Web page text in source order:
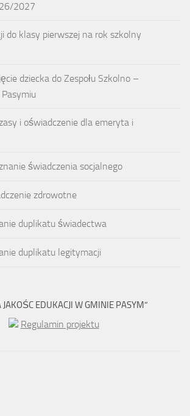
2027
do klasy pierwszej na rok szkolny
dziecka do Zespołu Szkolno –
i oświadczenie dla emeryta i
świadczenia socjalnego
zdrowotne
duplikatu świadectwa
duplikatu legitymacji
JAKOŚC EDUKACJI W GMINIE PASYM”
Regulamin projektu